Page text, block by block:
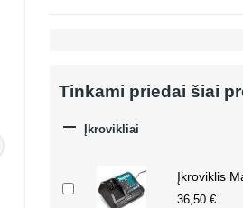
Tinkami priedai šiai
 Įkrovikliai
Įkroviklis
36,50 €